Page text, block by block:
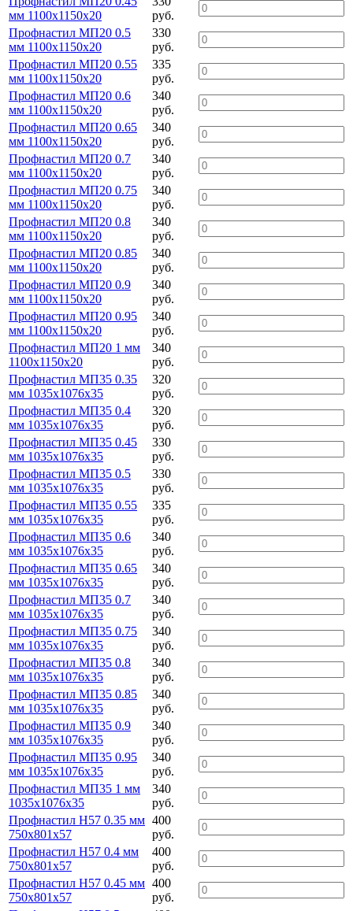
мм 1100х1150х20
руб.
Профнастил МП20 0.5
мм 1100х1150х20
330
руб.
Профнастил МП20 0.55
мм 1100х1150х20
335
руб.
Профнастил МП20 0.6
мм 1100х1150х20
340
руб.
Профнастил МП20 0.65
мм 1100х1150х20
340
руб.
Профнастил МП20 0.7
мм 1100х1150х20
340
руб.
Профнастил МП20 0.75
мм 1100х1150х20
340
руб.
Профнастил МП20 0.8
мм 1100х1150х20
340
руб.
Профнастил МП20 0.85
мм 1100х1150х20
340
руб.
Профнастил МП20 0.9
мм 1100х1150х20
340
руб.
Профнастил МП20 0.95
мм 1100х1150х20
340
руб.
Профнастил МП20 1 мм
1100х1150х20
340
руб.
Профнастил МП35 0.35
мм 1035х1076х35
320
руб.
Профнастил МП35 0.4
мм 1035х1076х35
320
руб.
Профнастил МП35 0.45
мм 1035х1076х35
330
руб.
Профнастил МП35 0.5
мм 1035х1076х35
330
руб.
Профнастил МП35 0.55
мм 1035х1076х35
335
руб.
Профнастил МП35 0.6
мм 1035х1076х35
340
руб.
Профнастил МП35 0.65
мм 1035х1076х35
340
руб.
Профнастил МП35 0.7
мм 1035х1076х35
340
руб.
Профнастил МП35 0.75
мм 1035х1076х35
340
руб.
Профнастил МП35 0.8
мм 1035х1076х35
340
руб.
Профнастил МП35 0.85
мм 1035х1076х35
340
руб.
Профнастил МП35 0.9
мм 1035х1076х35
340
руб.
Профнастил МП35 0.95
мм 1035х1076х35
340
руб.
Профнастил МП35 1 мм
1035х1076х35
340
руб.
Профнастил Н57 0.35 мм
750х801х57
400
руб.
Профнастил Н57 0.4 мм
750х801х57
400
руб.
Профнастил Н57 0.45 мм
750х801х57
400
руб.